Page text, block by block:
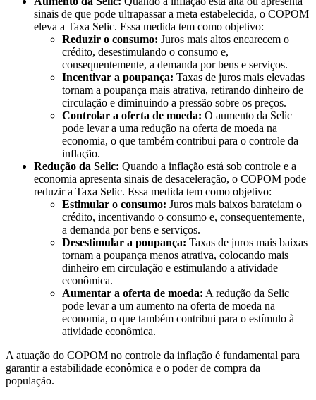
sinais de que pode ultrapassar a meta estabelecida, o COPOM
eleva a Taxa Selic. Essa medida tem como objetivo:
Reduzir o consumo: Juros mais altos encarecem o
crédito, desestimulando o consumo e,
consequentemente, a demanda por bens e serviços.
Incentivar a poupança: Taxas de juros mais elevadas
tornam a poupança mais atrativa, retirando dinheiro de
circulação e diminuindo a pressão sobre os preços.
Controlar a oferta de moeda: O aumento da Selic
pode levar a uma redução na oferta de moeda na
economia, o que também contribui para o controle da
inflação.
Redução da Selic: Quando a inflação está sob controle e a
economia apresenta sinais de desaceleração, o COPOM pode
reduzir a Taxa Selic. Essa medida tem como objetivo:
Estimular o consumo: Juros mais baixos barateiam o
crédito, incentivando o consumo e, consequentemente,
a demanda por bens e serviços.
Desestimular a poupança: Taxas de juros mais baixas
tornam a poupança menos atrativa, colocando mais
dinheiro em circulação e estimulando a atividade
econômica.
Aumentar a oferta de moeda: A redução da Selic
pode levar a um aumento na oferta de moeda na
economia, o que também contribui para o estímulo à
atividade econômica.
A atuação do COPOM no controle da inflação é fundamental para
garantir a estabilidade econômica e o poder de compra da
população.